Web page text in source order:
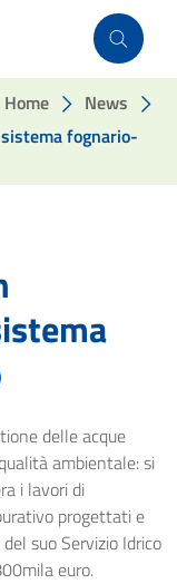
Home
News
fognario-
delle acque
ambientale: si
i lavori di
progettati e
suo Servizio Idrico
euro.